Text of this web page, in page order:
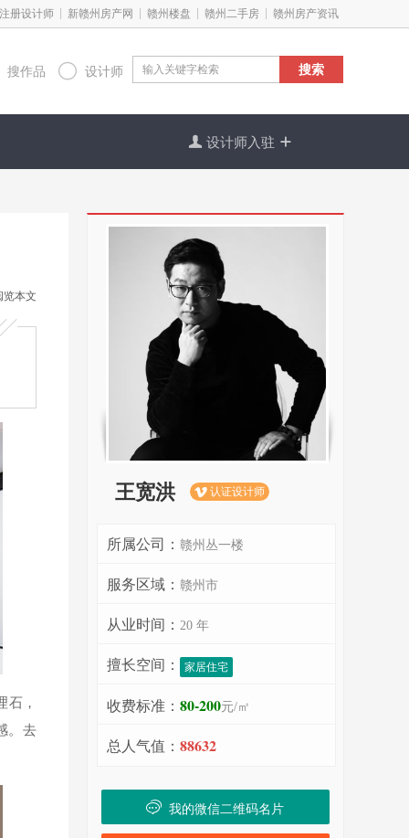
注册设计师 新赣州房产网 赣州楼盘 赣州二手房 赣州房产资讯
搜作品  设计师 搜索
 设计师入驻 
览本文
石，
。去
王宽洪  认证设计师
所属公司： 赣州丛一楼
服务区域： 赣州市
从业时间： 20 年
擅长空间： 家居住宅
收费标准： 80-200元/㎡
总人气值： 88632
我的微信二维码名片